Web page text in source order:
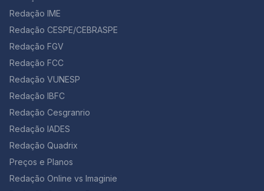
Redação IME
Redação CESPE/CEBRASPE
Redação FGV
Redação FCC
Redação VUNESP
Redação IBFC
Redação Cesgranrio
Redação IADES
Redação Quadrix
Preços e Planos
Redação Online vs Imaginie